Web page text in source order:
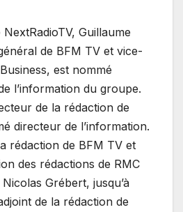
Guillaume
de BFM TV et vice-
est nommé
l’information du groupe.
de la rédaction de
directeur de l’information.
rédaction de BFM TV et
des rédactions de RMC
Grébert, jusqu’à
de la rédaction de